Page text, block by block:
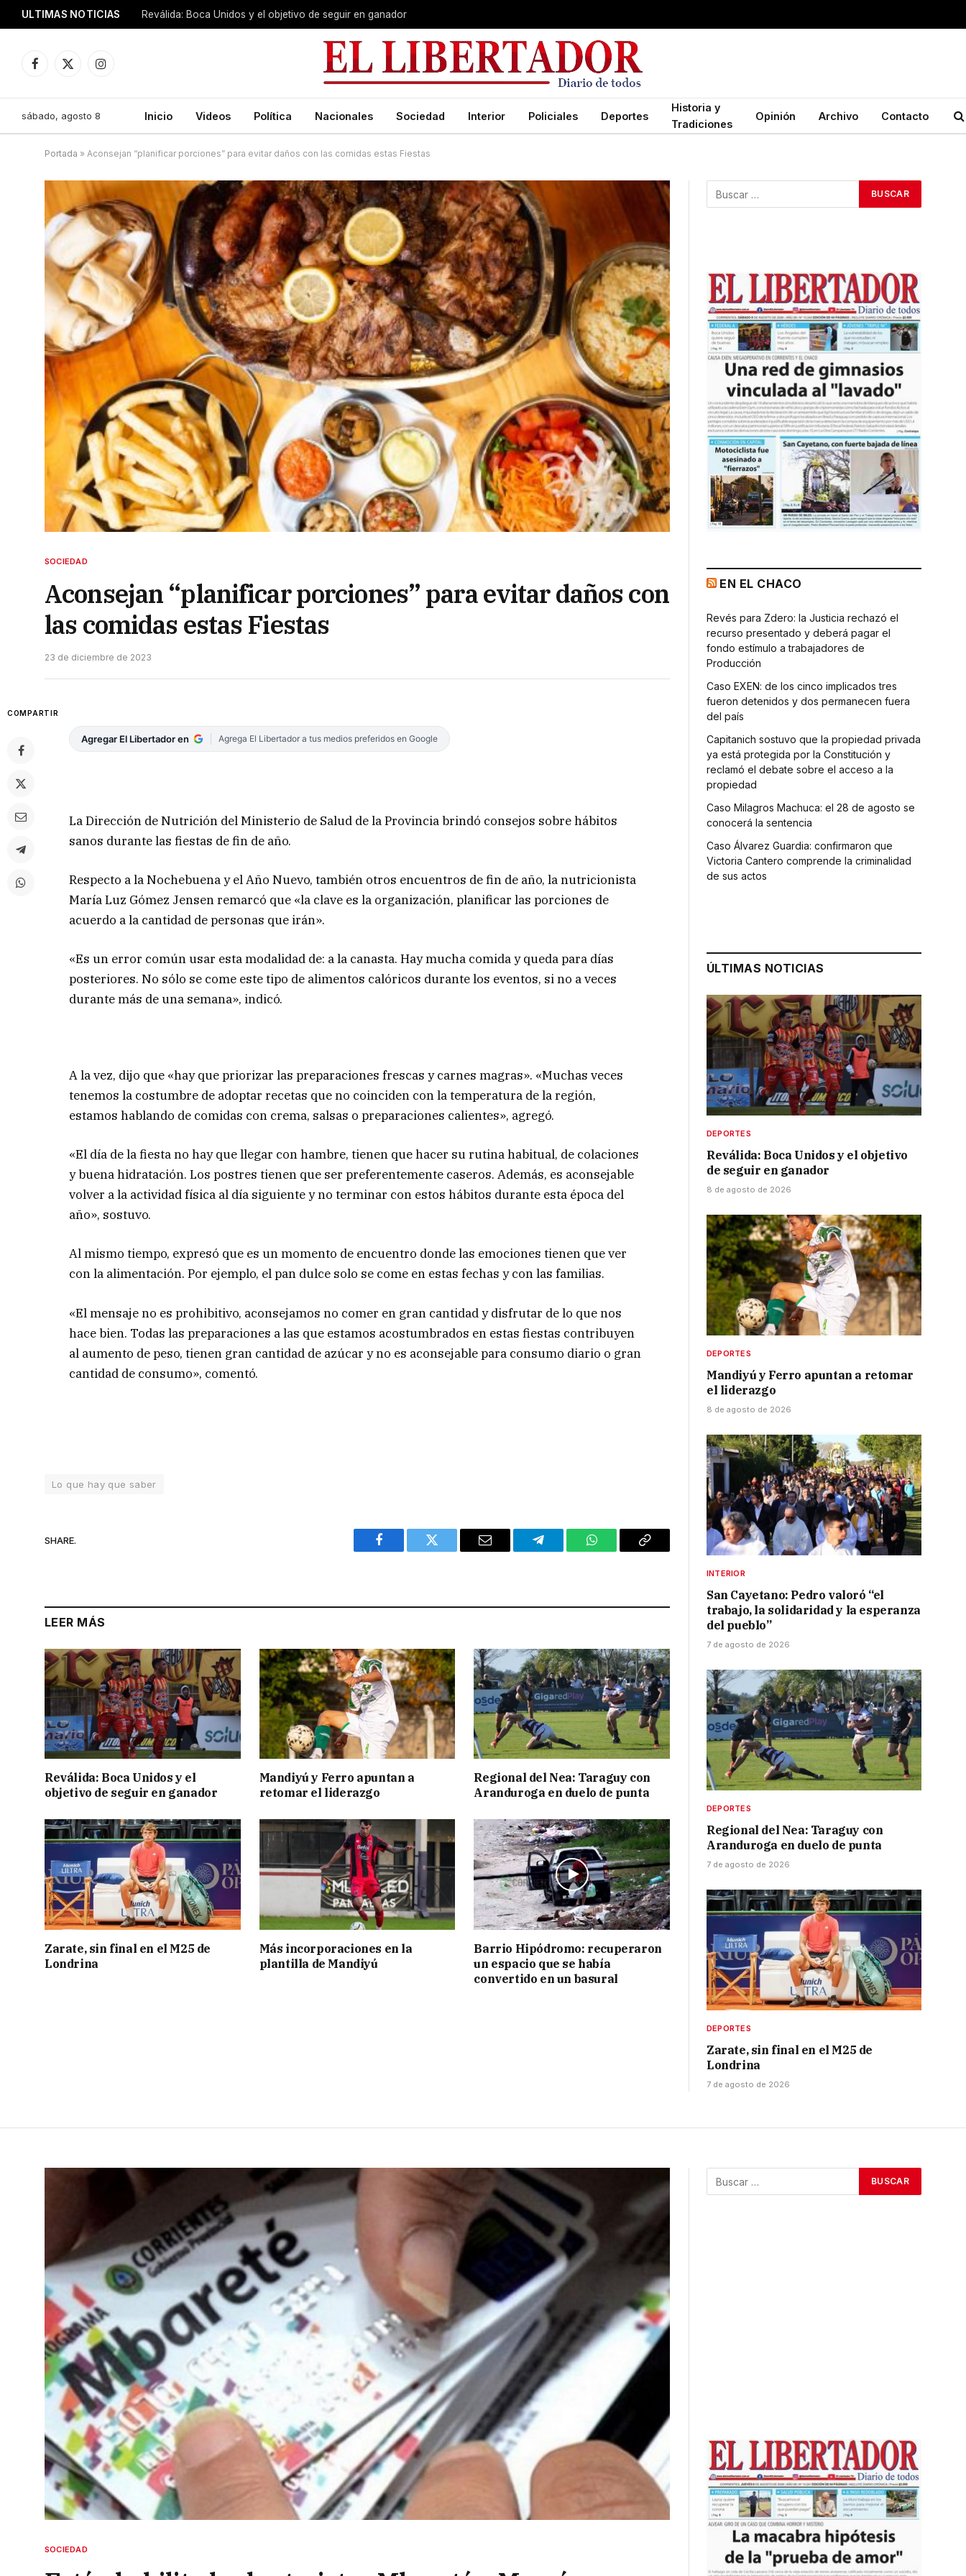
ULTIMAS NOTICIAS Reválida: Boca Unidos y el objetivo de seguir en ganador
Facebook
X
Instagram
sábado, agosto 8 Inicio Videos Política Nacionales Sociedad Interior Policiales Deportes
Historia y
Tradiciones
Opinión Archivo Contacto
Portada » Aconsejan “planificar porciones” para evitar daños con las comidas estas Fiestas
SOCIEDAD
Aconsejan “planificar porciones” para evitar daños con
las comidas estas Fiestas
23 de diciembre de 2023
COMPARTIR
Agregar El Libertador en Agrega El Libertador a tus medios preferidos en Google
La Dirección de Nutrición del Ministerio de Salud de la Provincia brindó consejos sobre hábitos
sanos durante las fiestas de fin de año.
Respecto a la Nochebuena y el Año Nuevo, también otros encuentros de fin de año, la nutricionista
María Luz Gómez Jensen remarcó que «la clave es la organización, planificar las porciones de
acuerdo a la cantidad de personas que irán».
«Es un error común usar esta modalidad de: a la canasta. Hay mucha comida y queda para días
posteriores. No sólo se come este tipo de alimentos calóricos durante los eventos, si no a veces
durante más de una semana», indicó.
A la vez, dijo que «hay que priorizar las preparaciones frescas y carnes magras». «Muchas veces
tenemos la costumbre de adoptar recetas que no coinciden con la temperatura de la región,
estamos hablando de comidas con crema, salsas o preparaciones calientes», agregó.
«El día de la fiesta no hay que llegar con hambre, tienen que hacer su rutina habitual, de colaciones
y buena hidratación. Los postres tienen que ser preferentemente caseros. Además, es aconsejable
volver a la actividad física al día siguiente y no terminar con estos hábitos durante esta época del
año», sostuvo.
Al mismo tiempo, expresó que es un momento de encuentro donde las emociones tienen que ver
con la alimentación. Por ejemplo, el pan dulce solo se come en estas fechas y con las familias.
«El mensaje no es prohibitivo, aconsejamos no comer en gran cantidad y disfrutar de lo que nos
hace bien. Todas las preparaciones a las que estamos acostumbrados en estas fiestas contribuyen
al aumento de peso, tienen gran cantidad de azúcar y no es aconsejable para consumo diario o gran
cantidad de consumo», comentó.
Lo que hay que saber
SHARE.
Facebook Twitter Email Telegram WhatsAppCopy
LEER MÁS
Reválida: Boca Unidos y el
objetivo de seguir en ganador
Mandiyú y Ferro apuntan a
retomar el liderazgo
Regional del Nea: Taraguy con
Aranduroga en duelo de punta
Zarate, sin final en el M25 de
Londrina
Más incorporaciones en la
plantilla de Mandiyú
Barrio Hipódromo: recuperaron
un espacio que se había
convertido en un basural
EN EL CHACO
Revés para Zdero: la Justicia rechazó el
recurso presentado y deberá pagar el
fondo estímulo a trabajadores de
Producción
Caso EXEN: de los cinco implicados tres
fueron detenidos y dos permanecen fuera
del país
Capitanich sostuvo que la propiedad privada
ya está protegida por la Constitución y
reclamó el debate sobre el acceso a la
propiedad
Caso Milagros Machuca: el 28 de agosto se
conocerá la sentencia
Caso Álvarez Guardia: confirmaron que
Victoria Cantero comprende la criminalidad
de sus actos
ÚLTIMAS NOTICIAS
DEPORTES
Reválida: Boca Unidos y el objetivo
de seguir en ganador
8 de agosto de 2026
DEPORTES
Mandiyú y Ferro apuntan a retomar
el liderazgo
8 de agosto de 2026
INTERIOR
San Cayetano: Pedro valoró “el
trabajo, la solidaridad y la esperanza
del pueblo”
7 de agosto de 2026
DEPORTES
Regional del Nea: Taraguy con
Aranduroga en duelo de punta
7 de agosto de 2026
DEPORTES
Zarate, sin final en el M25 de
Londrina
7 de agosto de 2026
SOCIEDAD